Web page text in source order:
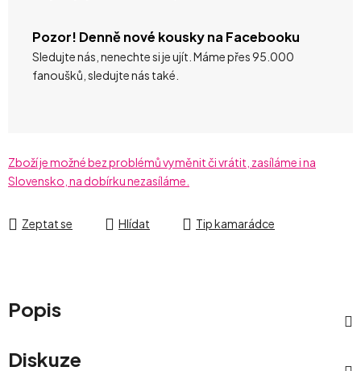
Pozor! Denně nové kousky na Facebooku
Sledujte nás, nenechte si je ujít. Máme přes 95.000
fanoušků, sledujte nás také.
Zboží je možné bez problémů vyměnit či vrátit, zasíláme i na
Slovensko, na dobírku nezasíláme.
Zeptat se Hlídat Tip kamarádce
Popis
Diskuze